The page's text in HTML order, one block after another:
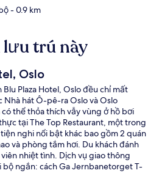
- 0.9 km
trú này
Oslo
Plaza Hotel, Oslo đều chỉ mất
Nhà hát Ô-pê-ra Oslo và Oslo
thể thỏa thích vẫy vùng ở hồ bơi
tại The Top Restaurant, một trong
nghi nổi bật khác bao gồm 2 quán
và phòng tắm hơi. Du khách đánh
nhiệt tình. Dịch vụ giao thông
ngắn: cách Ga Jernbanetorget T-